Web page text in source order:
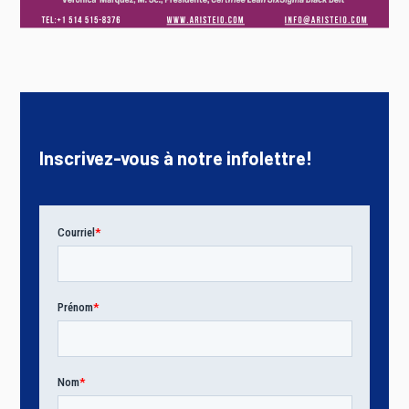
Inscrivez-vous à notre infolettre!